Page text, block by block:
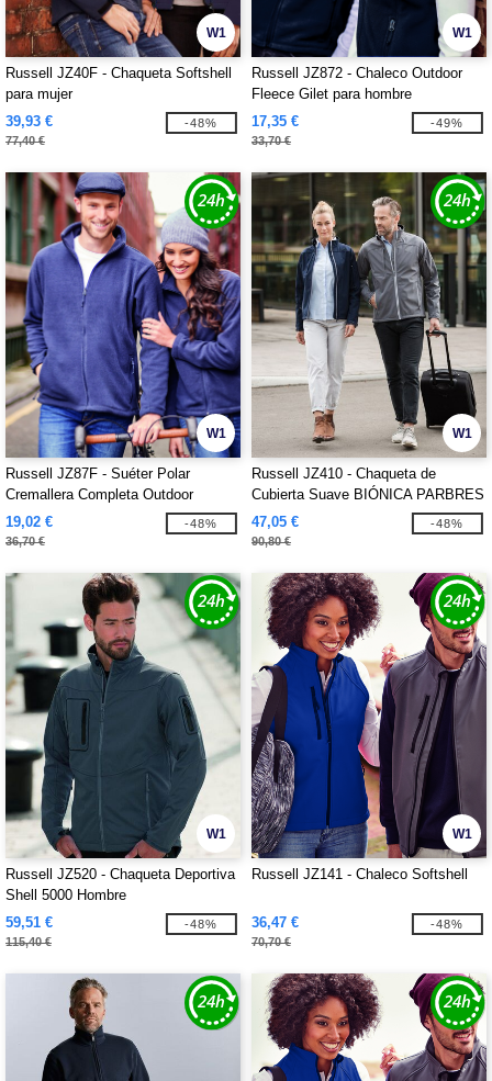
W1
Russell JZ40F - Chaqueta Softshell
para mujer
39,93 €
77,40 €
-48%
W1
Russell JZ872 - Chaleco Outdoor
Fleece Gilet para hombre
17,35 €
33,70 €
-49%
W1
Russell JZ87F - Suéter Polar
Cremallera Completa Outdoor
19,02 €
36,70 €
-48%
W1
Russell JZ410 - Chaqueta de
Cubierta Suave BIÓNICA PARBRES
47,05 €
90,80 €
-48%
W1
Russell JZ520 - Chaqueta Deportiva
Shell 5000 Hombre
59,51 €
115,40 €
-48%
W1
Russell JZ141 - Chaleco Softshell
36,47 €
70,70 €
-48%